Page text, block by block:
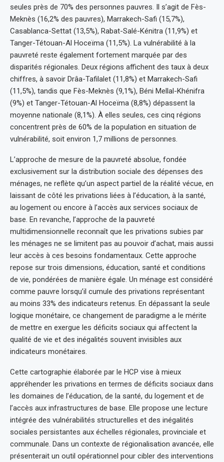
seules près de 70% des personnes pauvres. Il s’agit de Fès-
Meknès (16,2% des pauvres), Marrakech-Safi (15,7%),
Casablanca-Settat (13,5%), Rabat-Salé-Kénitra (11,9%) et
Tanger-Tétouan-Al Hoceïma (11,5%). La vulnérabilité à la
pauvreté reste également fortement marquée par des
disparités régionales. Deux régions affichent des taux à deux
chiffres, à savoir Drâa-Tafilalet (11,8%) et Marrakech-Safi
(11,5%), tandis que Fès-Meknès (9,1%), Béni Mellal-Khénifra
(9%) et Tanger-Tétouan-Al Hoceïma (8,8%) dépassent la
moyenne nationale (8,1%). À elles seules, ces cinq régions
concentrent près de 60% de la population en situation de
vulnérabilité, soit environ 1,7 millions de personnes.
L’approche de mesure de la pauvreté absolue, fondée
exclusivement sur la distribution sociale des dépenses des
ménages, ne reflète qu’un aspect partiel de la réalité vécue, en
laissant de côté les privations liées à l’éducation, à la santé,
au logement ou encore à l’accès aux services sociaux de
base. En revanche, l’approche de la pauvreté
multidimensionnelle reconnaît que les privations subies par
les ménages ne se limitent pas au pouvoir d’achat, mais aussi
leur accès à ces besoins fondamentaux. Cette approche
repose sur trois dimensions, éducation, santé et conditions
de vie, pondérées de manière égale. Un ménage est considéré
comme pauvre lorsqu’il cumule des privations représentant
au moins 33% des indicateurs retenus. En dépassant la seule
logique monétaire, ce changement de paradigme a le mérite
de mettre en exergue les déficits sociaux qui affectent la
qualité de vie et des inégalités souvent invisibles aux
indicateurs monétaires.
Cette cartographie élaborée par le HCP vise à mieux
appréhender les privations en termes de déficits sociaux dans
les domaines de l’éducation, de la santé, du logement et de
l’accès aux infrastructures de base. Elle propose une lecture
intégrée des vulnérabilités structurelles et des inégalités
sociales persistantes aux échelles régionales, provinciale et
communale. Dans un contexte de régionalisation avancée, elle
présenterait un outil opérationnel pour cibler des interventions